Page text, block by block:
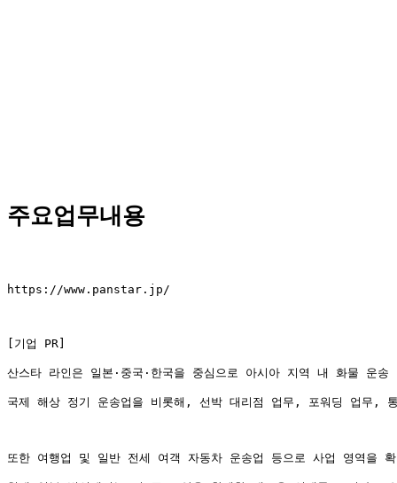
주요업무내용